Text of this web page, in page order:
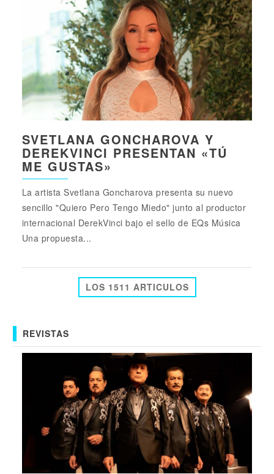
SVETLANA GONCHAROVA Y
DEREKVINCI PRESENTAN «TÚ
ME GUSTAS»
La artista Svetlana Goncharova presenta su nuevo
sencillo "Quiero Pero Tengo Miedo" junto al productor
internacional DerekVinci bajo el sello de EQs Música
Una propuesta...
LOS 1511 ARTICULOS
REVISTAS